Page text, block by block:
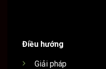
Điều hướng
Giải pháp